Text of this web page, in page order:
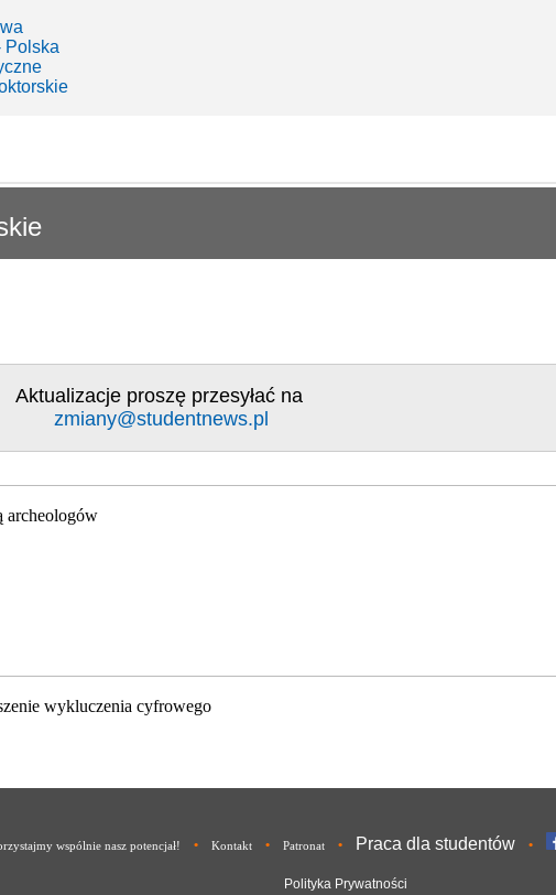
Polska
Aktualizacje proszę przesyłać na
zmiany@studentnews.pl
archeologów
wykluczenia cyfrowego
wspólnie nasz potencjał! • Kontakt • Patronat • Praca dla studentów •
Polityka Prywatności